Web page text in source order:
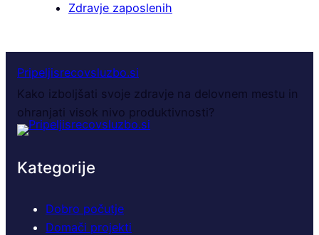
Zdravje zaposlenih
Pripeljisrecovsluzbo.si
Kako izboljšati svoje zdravje na delovnem mestu in
ohranjati visok nivo produktivnosti?
Kategorije
Dobro počutje
Domači projekti